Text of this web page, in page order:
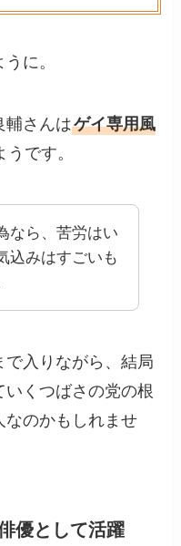
に。
輔さんはゲイ専用風
うです。
なら、苦労はい
込みはすごいも
入りながら、結局
くつばさの党の根
なのかもしれませ
優として活躍